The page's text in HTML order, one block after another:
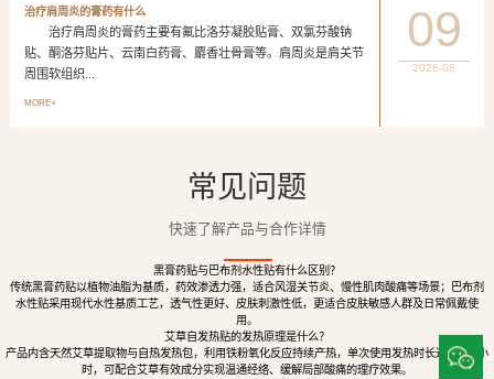
治疗肩周炎的膏药有什么
治疗肩周炎的膏药主要有氟比洛芬凝胶贴膏、双氯芬酸钠
贴、酮洛芬贴片、云南白药膏、麝香壮骨膏等。肩周炎是肩关节
周围软组织...
MORE+
09
2026-08
常见问题
快速了解产品与合作详情
黑膏药贴与巴布剂水性贴有什么区别？
传统黑膏药贴以植物油脂为基质，药效渗透力强，适合风湿关节炎、慢性肌肉酸痛等场景；巴布剂
水性贴采用现代水性基质工艺，透气性更好、皮肤刺激性低，更适合皮肤敏感人群及日常佩戴使
用。
艾草自发热贴的发热原理是什么？
产品内含天然艾草提取物与自热发热包，利用铁粉氧化反应持续产热，单次使用发热时长达8至12小
时，可配合艾草有效成分实现温通经络、缓解局部酸痛的理疗效果。